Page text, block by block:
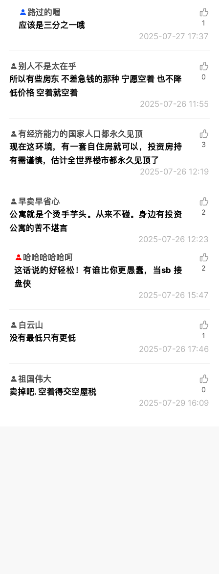
路过的喔
应该是三分之一哦
2025-07-27 17:37
1
别人不是太在乎
所以有些房东 不差急钱的那种 宁愿空着 也不降
低价格 空着就空着
2025-07-26 11:55
0
有经济能力的国家人口都永久见顶
现在这环境，有一套自住房就可以，投资房持
有需谨慎，估计全世界楼市都永久见顶了
2025-07-26 12:19
3
早卖早省心
公寓就是个烫手芋头。从来不碰。身边有投资
公寓的苦不堪言
2025-07-26 12:23
2
哈哈哈哈哈呵
这话说的好轻松！有谁比你更愚蠢，当sb 接
盘侠
2025-07-26 15:47
2
白云山
没有最低只有更低
2025-07-26 17:46
1
祖国伟大
卖掉吧. 空着得交空屋税
2025-07-29 16:09
0